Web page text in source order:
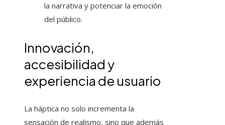
la narrativa y potenciar la emoción
del público.
Innovación,
accesibilidad y
experiencia de usuario
La háptica no solo incrementa la
sensación de realismo, sino que además